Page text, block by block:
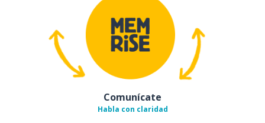
Comunícate
Habla con claridad